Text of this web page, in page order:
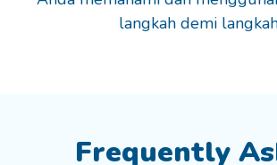
langkah demi
Frequently